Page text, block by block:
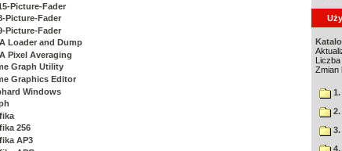
Picture-Fader
Picture-Fader
Picture-Fader
Loader and Dump
Pixel Averaging
Graph Utility
Graphics Editor
Windows
256
AP3
Zmian